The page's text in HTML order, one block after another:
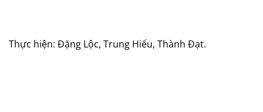
Thực hiện: Đặng Lộc, Trung Hiếu, Thành Đạt.